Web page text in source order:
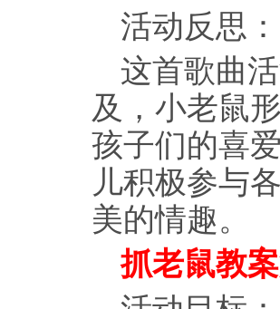
活动反思：
这首歌曲
及，小老鼠
孩子们的喜
儿积极参与
美的情趣。
抓老鼠教